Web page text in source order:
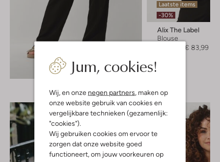
Jum, cookies!
Wij, en onze negen partners , maken op
onze website gebruik van cookies en
vergelijkbare technieken (gezamenlijk:
"cookies").
Wij gebruiken cookies om ervoor te
zorgen dat onze website goed
functioneert, om jouw voorkeuren op
Ontdek de look
Laatste items
-30%
Alix The Label
Blouse
€ 83,99